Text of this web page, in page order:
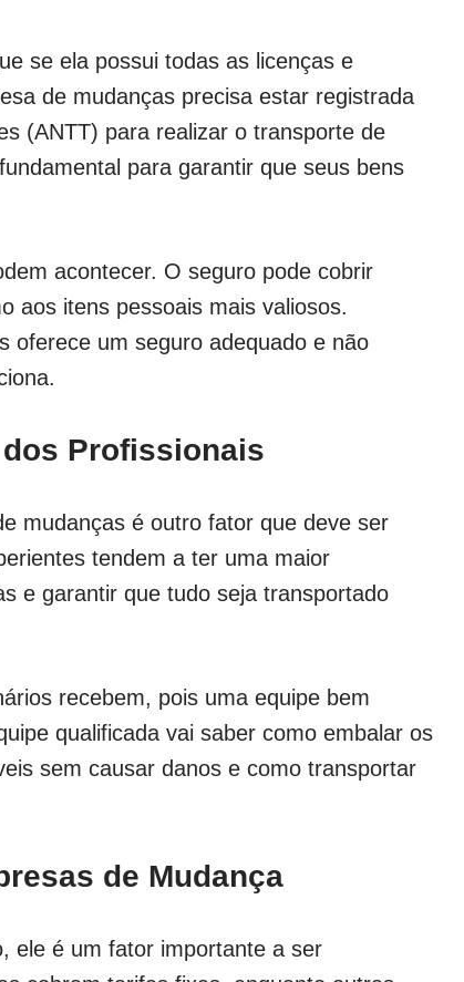
se ela possui todas as licenças e
de mudanças precisa estar registrada
(ANTT) para realizar o transporte de
para garantir que seus bens
acontecer. O seguro pode cobrir
aos itens pessoais mais valiosos.
oferece um seguro adequado e não
Profissionais
mudanças é outro fator que deve ser
tendem a ter uma maior
e garantir que tudo seja transportado
recebem, pois uma equipe bem
qualificada vai saber como embalar os
sem causar danos e como transportar
de Mudança
ele é um fator importante a ser